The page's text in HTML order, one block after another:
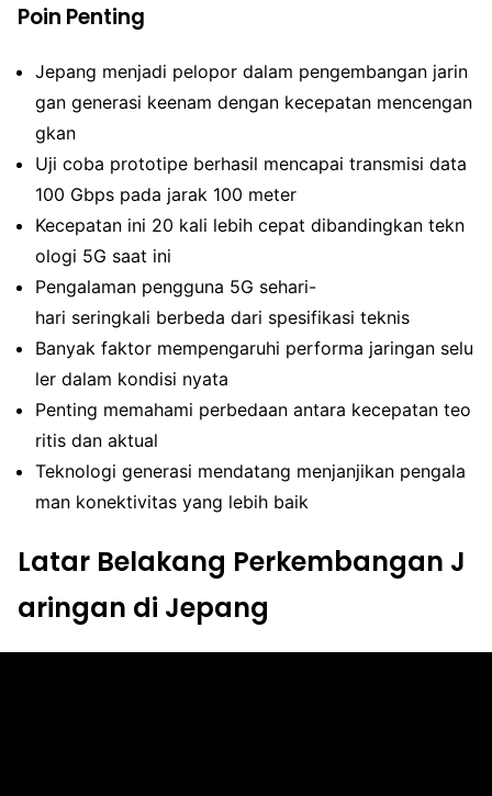
Poin Penting
Jepang menjadi pelopor dalam pengembangan jarin
gan generasi keenam dengan kecepatan mencengan
gkan
Uji coba prototipe berhasil mencapai transmisi data
100 Gbps pada jarak 100 meter
Kecepatan ini 20 kali lebih cepat dibandingkan tekn
ologi 5G saat ini
Pengalaman pengguna 5G sehari-
hari seringkali berbeda dari spesifikasi teknis
Banyak faktor mempengaruhi performa jaringan selu
ler dalam kondisi nyata
Penting memahami perbedaan antara kecepatan teo
ritis dan aktual
Teknologi generasi mendatang menjanjikan pengala
man konektivitas yang lebih baik
Latar Belakang Perkembangan J
aringan di Jepang